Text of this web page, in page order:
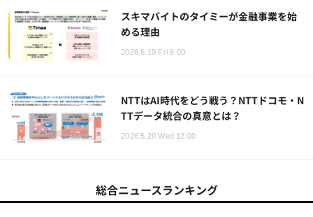
スキマバイトのタイミーが金融事業を始
める理由
2026.6.19 Fri 6:00
NTTはAI時代をどう戦う？NTTドコモ・N
TTデータ統合の真意とは？
2026.5.20 Wed 12:00
総合ニュースランキング